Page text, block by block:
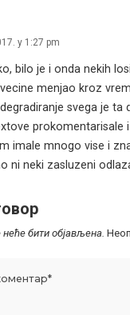
у 1:27 pm
bilo je i onda nekih
menjao kroz
svega je
prokomentarisale
imale mnogo vise i
ni neki zasluzeni
бити објављена.